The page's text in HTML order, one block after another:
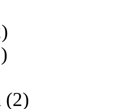
)
)
(2)